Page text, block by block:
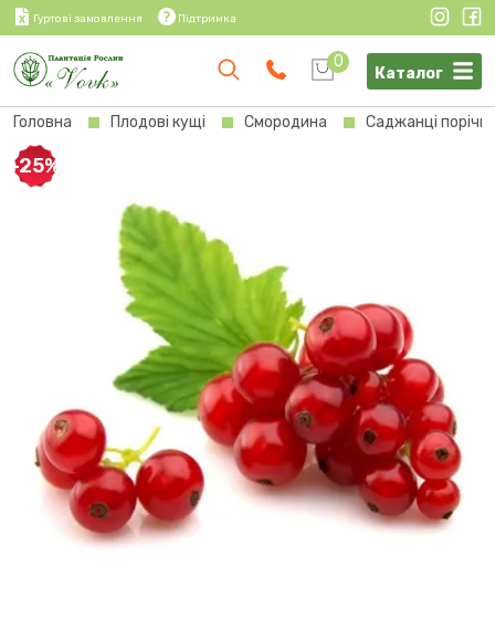
Гуртові замовлення Підтримка
0
Каталог
Головна Плодові кущі Смородина Саджанці
-25%